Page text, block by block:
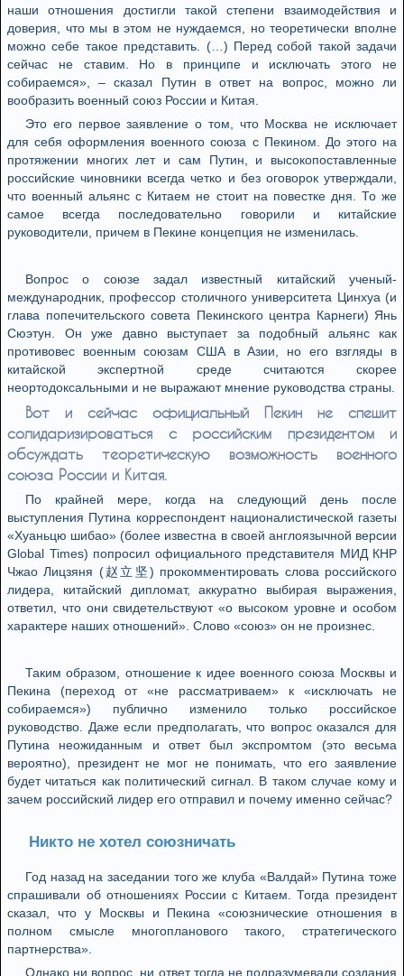
наши отношения достигли такой степени взаимодействия и
доверия, что мы в этом не нуждаемся, но теоретически вполне
можно себе такое представить. (…) Перед собой такой задачи
сейчас не ставим. Но в принципе и исключать этого не
собираемся», – сказал Путин в ответ на вопрос, можно ли
вообразить военный союз России и Китая.
Это его первое заявление о том, что Москва не исключает
для себя оформления военного союза с Пекином. До этого на
протяжении многих лет и сам Путин, и высокопоставленные
российские чиновники всегда четко и без оговорок утверждали,
что военный альянс с Китаем не стоит на повестке дня. То же
самое всегда последовательно говорили и китайские
руководители, причем в Пекине концепция не изменилась.
Вопрос о союзе задал известный китайский ученый-
международник, профессор столичного университета Цинхуа (и
глава попечительского совета Пекинского центра Карнеги) Янь
Сюэтун. Он уже давно выступает за подобный альянс как
противовес военным союзам США в Азии, но его взгляды в
китайской экспертной среде считаются скорее
неортодоксальными и не выражают мнение руководства страны.
Вот и сейчас официальный Пекин не спешит
солидаризироваться с российским президентом и
обсуждать теоретическую возможность военного
союза России и Китая.
По крайней мере, когда на следующий день после
выступления Путина корреспондент националистической газеты
«Хуаньцю шибао» (более известна в своей англоязычной версии
Global Times) попросил официального представителя МИД КНР
Чжао Лицзяня (赵立坚) прокомментировать слова российского
лидера, китайский дипломат, аккуратно выбирая выражения,
ответил, что они свидетельствуют «о высоком уровне и особом
характере наших отношений». Слово «союз» он не произнес.
Таким образом, отношение к идее военного союза Москвы и
Пекина (переход от «не рассматриваем» к «исключать не
собираемся») публично изменило только российское
руководство. Даже если предполагать, что вопрос оказался для
Путина неожиданным и ответ был экспромтом (это весьма
вероятно), президент не мог не понимать, что его заявление
будет читаться как политический сигнал. В таком случае кому и
зачем российский лидер его отправил и почему именно сейчас?
Никто не хотел союзничать
Год назад на заседании того же клуба «Валдай» Путина тоже
спрашивали об отношениях России с Китаем. Тогда президент
сказал, что у Москвы и Пекина «союзнические отношения в
полном смысле многопланового такого, стратегического
партнерства».
Однако ни вопрос, ни ответ тогда не подразумевали создания